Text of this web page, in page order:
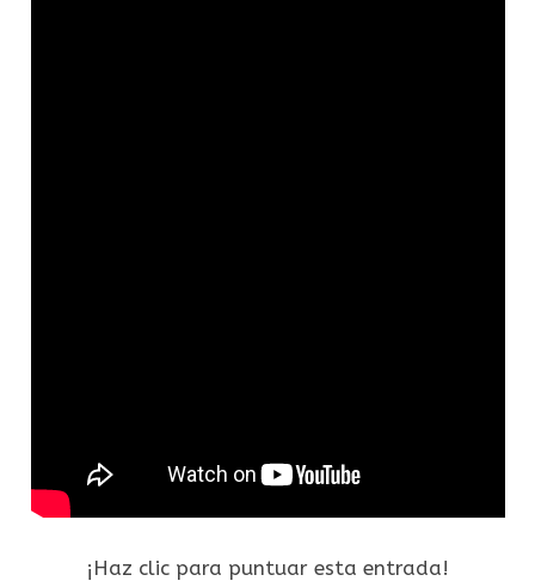
¡Haz clic para puntuar esta entrada!